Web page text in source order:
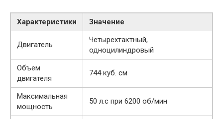
Характеристики Значение
Двигатель
Четырехтактный,
одноцилиндровый
Объем
двигателя
744 куб. см
Максимальная
мощность
50 л.с при 6200 об/мин